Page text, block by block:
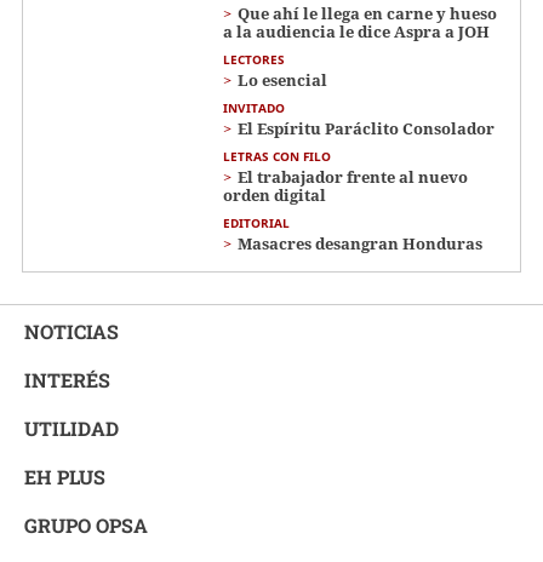
Que ahí le llega en carne y hueso
a la audiencia le dice Aspra a JOH
LECTORES
Lo esencial
INVITADO
El Espíritu Paráclito Consolador
LETRAS CON FILO
El trabajador frente al nuevo
orden digital
EDITORIAL
Masacres desangran Honduras
NOTICIAS
INTERÉS
UTILIDAD
EH PLUS
GRUPO OPSA